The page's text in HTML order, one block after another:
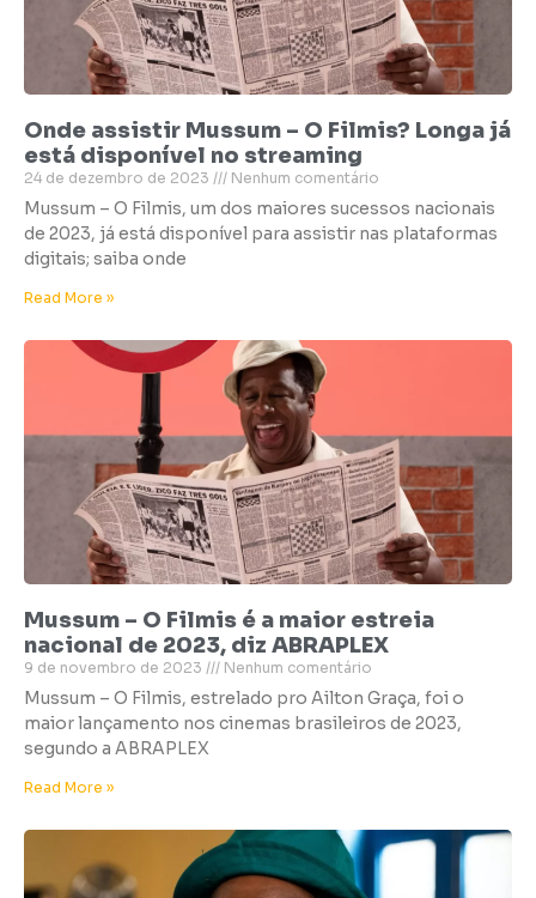
Onde assistir Mussum – O Filmis? Longa já
está disponível no streaming
24 de dezembro de 2023 Nenhum comentário
Mussum – O Filmis, um dos maiores sucessos nacionais
de 2023, já está disponível para assistir nas plataformas
digitais; saiba onde
Read More »
Mussum – O Filmis é a maior estreia
nacional de 2023, diz ABRAPLEX
9 de novembro de 2023 Nenhum comentário
Mussum – O Filmis, estrelado pro Ailton Graça, foi o
maior lançamento nos cinemas brasileiros de 2023,
segundo a ABRAPLEX
Read More »